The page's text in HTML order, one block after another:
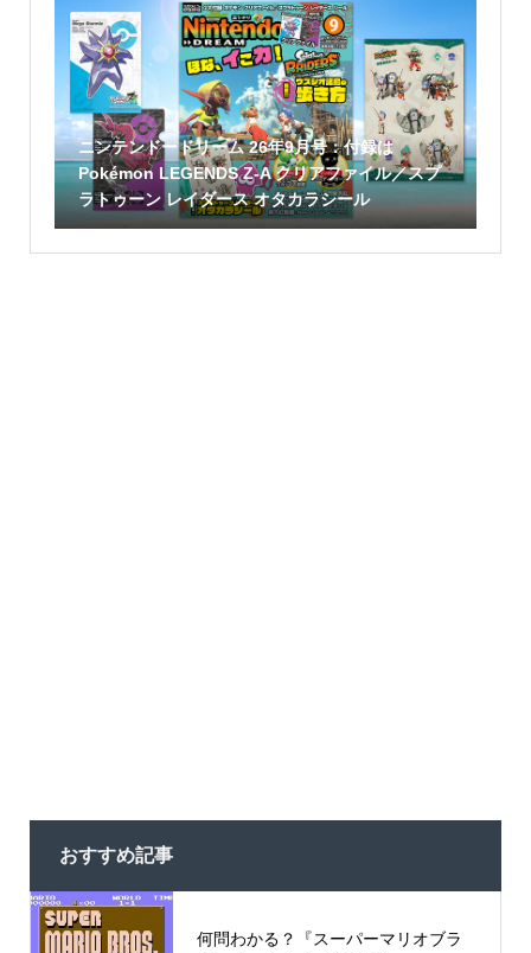
ニンテンドードリーム 26年9月号：付録は
Pokémon LEGENDS Z-A クリアファイル／スプ
ラトゥーン レイダース オタカラシール
おすすめ記事
何問わかる？『スーパーマリオブラ